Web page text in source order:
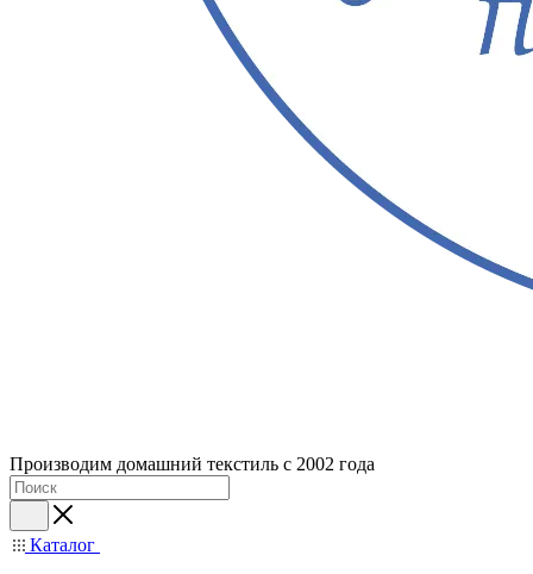
Производим домашний текстиль с 2002 года
Каталог